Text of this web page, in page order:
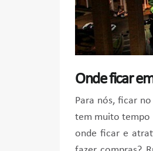
Onde ficar
Para nós, ficar
tem muito tempo
onde ficar e